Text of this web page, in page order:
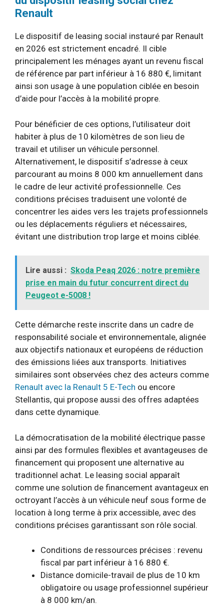
Renault
Le dispositif de leasing social instauré par Renault
en 2026 est strictement encadré. Il cible
principalement les ménages ayant un revenu fiscal
de référence par part inférieur à 16 880 €, limitant
ainsi son usage à une population ciblée en besoin
d’aide pour l’accès à la mobilité propre.
Pour bénéficier de ces options, l’utilisateur doit
habiter à plus de 10 kilomètres de son lieu de
travail et utiliser un véhicule personnel.
Alternativement, le dispositif s’adresse à ceux
parcourant au moins 8 000 km annuellement dans
le cadre de leur activité professionnelle. Ces
conditions précises traduisent une volonté de
concentrer les aides vers les trajets professionnels
ou les déplacements réguliers et nécessaires,
évitant une distribution trop large et moins ciblée.
Lire aussi : Skoda Peaq 2026 : notre première
prise en main du futur concurrent direct du
Peugeot e-5008 !
Cette démarche reste inscrite dans un cadre de
responsabilité sociale et environnementale, alignée
aux objectifs nationaux et européens de réduction
des émissions liées aux transports. Initiatives
similaires sont observées chez des acteurs comme
Renault avec la Renault 5 E-Tech ou encore
Stellantis, qui propose aussi des offres adaptées
dans cette dynamique.
La démocratisation de la mobilité électrique passe
ainsi par des formules flexibles et avantageuses de
financement qui proposent une alternative au
traditionnel achat. Le leasing social apparaît
comme une solution de financement avantageux en
octroyant l’accès à un véhicule neuf sous forme de
location à long terme à prix accessible, avec des
conditions précises garantissant son rôle social.
Conditions de ressources précises : revenu
fiscal par part inférieur à 16 880 €.
Distance domicile-travail de plus de 10 km
obligatoire ou usage professionnel supérieur
à 8 000 km/an.